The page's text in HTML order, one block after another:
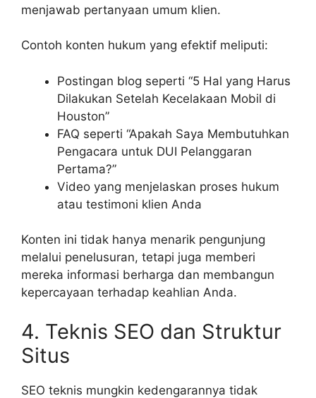
menjawab pertanyaan umum klien.
Contoh konten hukum yang efektif meliputi:
Postingan blog seperti “5 Hal yang Harus
Dilakukan Setelah Kecelakaan Mobil di
Houston”
FAQ seperti “Apakah Saya Membutuhkan
Pengacara untuk DUI Pelanggaran
Pertama?”
Video yang menjelaskan proses hukum
atau testimoni klien Anda
Konten ini tidak hanya menarik pengunjung
melalui penelusuran, tetapi juga memberi
mereka informasi berharga dan membangun
kepercayaan terhadap keahlian Anda.
4. Teknis SEO dan Struktur
Situs
SEO teknis mungkin kedengarannya tidak